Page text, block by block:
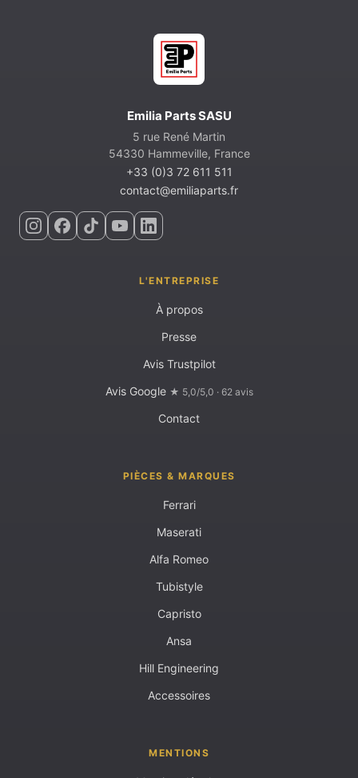
Emilia Parts SASU
5 rue René Martin
54330 Hammeville, France
+33 (0)3 72 611 511
contact@emiliaparts.fr
L'ENTREPRISE
À propos
Presse
Avis Trustpilot
Avis Google ★ 5,0/5,0 · 62 avis
Contact
PIÈCES & MARQUES
Ferrari
Maserati
Alfa Romeo
Tubistyle
Capristo
Ansa
Hill Engineering
Accessoires
MENTIONS